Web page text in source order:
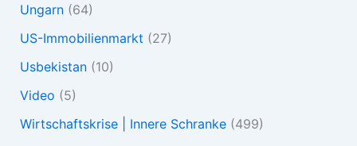
Ungarn(64)
US-Immobilienmarkt (27)
Usbekistan(10)
Video (5)
Wirtschaftskrise | Innere Schranke(499)